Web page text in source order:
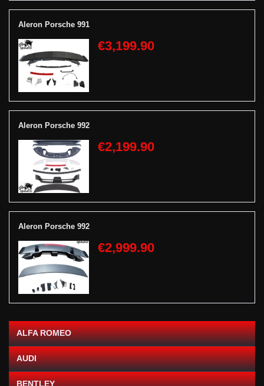
Aleron Porsche 991
€3,199.90
Aleron Porsche 992
€2,199.90
Aleron Porsche 992
€2,999.90
ALFA ROMEO
AUDI
BENTLEY